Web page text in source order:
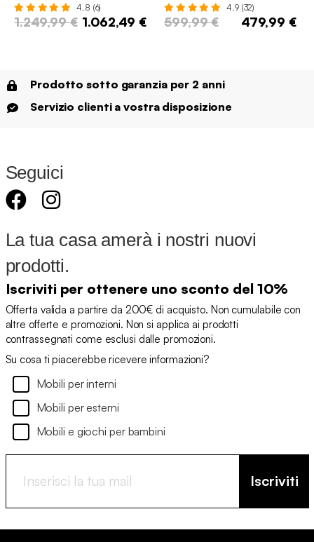
4.8 (6)
1.249,99 € 1.062,49 €
4.9 (32)
599,99 € 479,99 €
Prodotto sotto garanzia per 2 anni
Servizio clienti a vostra disposizione
Seguici
La tua casa amerà i nostri nuovi
prodotti.
Iscriviti per ottenere uno sconto del 10%
Offerta valida a partire da 200€ di acquisto. Non cumulabile con
altre offerte e promozioni. Non si applica ai prodotti
contrassegnati come esclusi dalle promozioni.
Su cosa ti piacerebbe ricevere informazioni?
Mobili per interni
Mobili per esterni
Mobili e giochi per bambini
Iscriviti